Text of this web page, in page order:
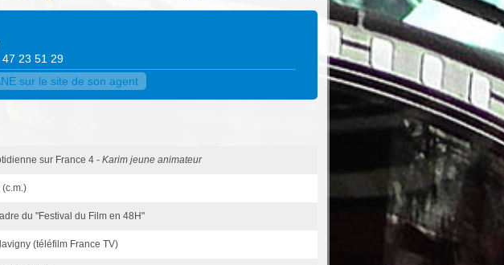
47 23 51 29
sur le site de son agent
sur France 4 - Karim jeune animateur
du "Festival du Film en 48H"
(téléfilm France TV)